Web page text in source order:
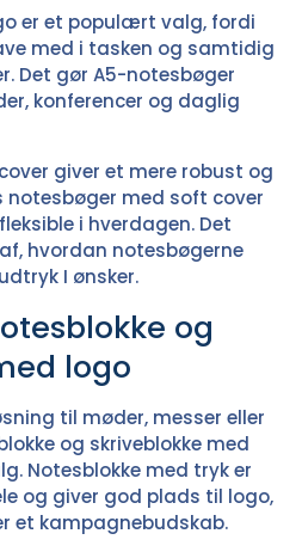
er et populært valg, fordi
med i tasken og samtidig
Det gør A5-notesbøger
konferencer og daglig
giver et mere robust og
notesbøger med soft cover
i hverdagen. Det
hvordan notesbøgerne
I ønsker.
og
logo
til møder, messer eller
og skriveblokke med
Notesblokke med tryk er
og giver god plads til logo,
et kampagnebudskab.